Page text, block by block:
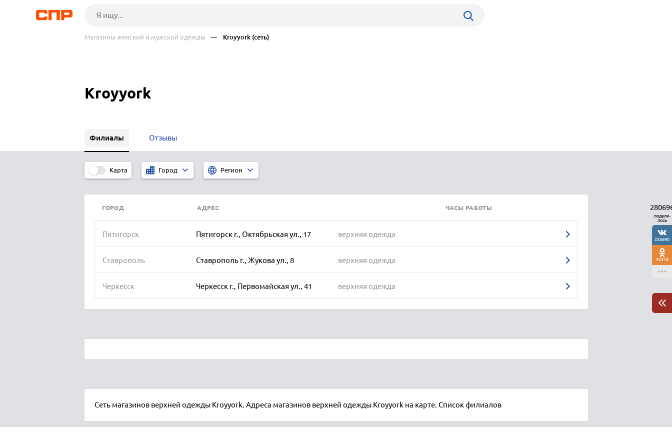
Магазины женской и мужской одежды — Kroyyork (сеть)
Kroyyork
Филиалы Отзывы
Карта Город Регион
ГОРОД АДРЕС ЧАСЫ РАБОТЫ
Пятигорск Пятигорск г., Октябрьская ул., 17 верхняя одежда
Ставрополь Ставрополь г., Жукова ул., 8 верхняя одежда
Черкесск Черкесск г., Первомайская ул., 41 верхняя одежда
Сеть магазинов верхней одежды Kroyyork. Адреса магазинов верхней одежды Kroyyork на карте. Список филиалов
подели-
лось
235690
42518